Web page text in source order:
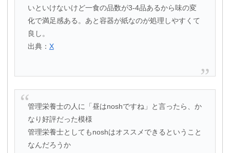
いといけないけど一食の品数が3-4品あるから味の変
化で満足感ある。あと容器が紙なのが処理しやすくて
良し。
出典： X
管理栄養士の人に「昼はnoshですね」と言ったら、か
なり好評だった模様
管理栄養士としてもnoshはオススメできるということ
なんだろうか